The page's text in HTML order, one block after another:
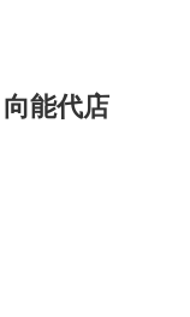
能代店